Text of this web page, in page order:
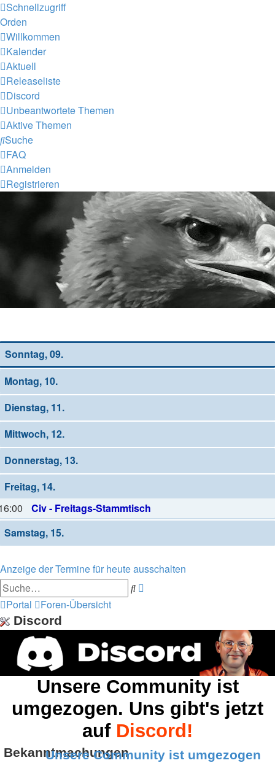
Schnellzugriff
Orden
Willkommen
Kalender
Aktuell
Releaseliste
Discord
Unbeantwortete Themen
Aktive Themen
Suche
FAQ
Anmelden
Registrieren
Sonntag, 09.
Montag, 10.
Dienstag, 11.
Mittwoch, 12.
Donnerstag, 13.
Freitag, 14.
Civ - Freitags-Stammtisch
Samstag, 15.
Anzeige der Termine für heute ausschalten
Suche
Portal
Foren-Übersicht
Discord
Unsere Community ist
umgezogen. Uns gibt's jetzt
auf Discord!
Bekanntmachungen
Unsere Community ist umgezogen